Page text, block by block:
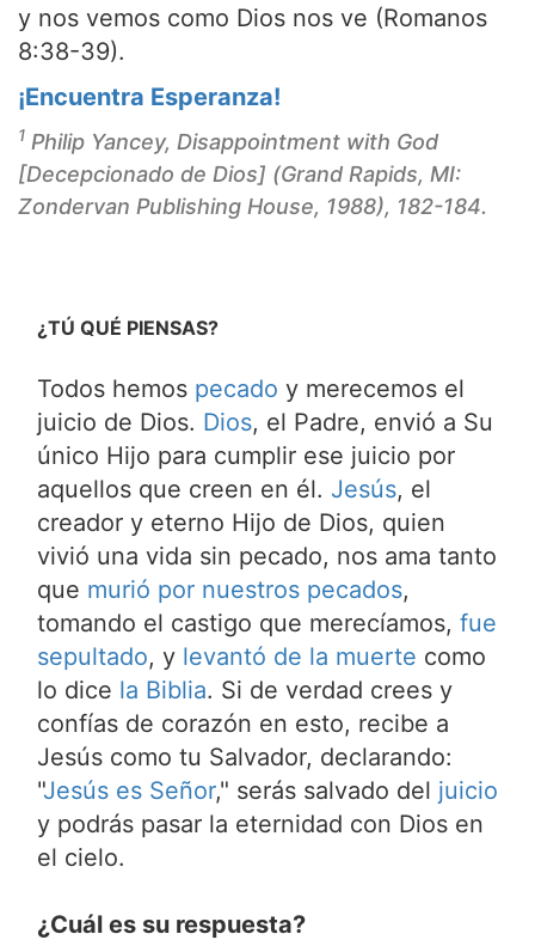
y nos vemos como Dios nos ve (Romanos
8:38-39).
¡Encuentra Esperanza!
1 Philip Yancey, Disappointment with God
[Decepcionado de Dios] (Grand Rapids, MI:
Zondervan Publishing House, 1988), 182-184.
¿TÚ QUÉ PIENSAS?
Todos hemos pecado y merecemos el
juicio de Dios. Dios, el Padre, envió a Su
único Hijo para cumplir ese juicio por
aquellos que creen en él. Jesús, el
creador y eterno Hijo de Dios, quien
vivió una vida sin pecado, nos ama tanto
que murió por nuestros pecados,
tomando el castigo que merecíamos, fue
sepultado, y levantó de la muerte como
lo dice la Biblia. Si de verdad crees y
confías de corazón en esto, recibe a
Jesús como tu Salvador, declarando:
"Jesús es Señor," serás salvado del juicio
y podrás pasar la eternidad con Dios en
el cielo.
¿Cuál es su respuesta?